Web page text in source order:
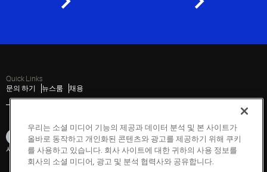
Quick Links
문의 하기
뉴스룸 채용
사이트 맵 개인정보취급방침 사용 약관 Cookies 접근성 취약성 보고
우리는 소셜 미디어 기능의 제공과 데이터 분석 및 본 사이트가
올바로 동작하고 개인화된 콘텐츠와 광고를 제공하기 위해 쿠키
를 사용하고 있습니다. 회사 사이트에 대한 귀하의 사용 정보를
회사의 소셜 미디어, 광고 및 분석 협력사와 공유합니다.